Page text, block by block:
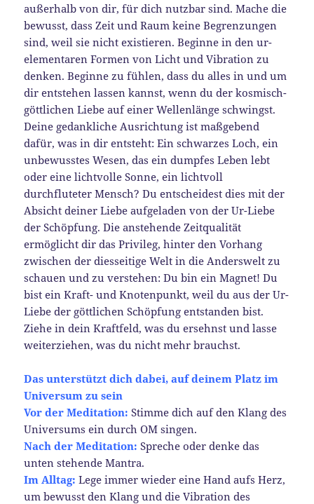
außerhalb von dir, für dich nutzbar sind. Mache die
bewusst, dass Zeit und Raum keine Begrenzungen
sind, weil sie nicht existieren. Beginne in den ur-
elementaren Formen von Licht und Vibration zu
denken. Beginne zu fühlen, dass du alles in und um
dir entstehen lassen kannst, wenn du der kosmisch-
göttlichen Liebe auf einer Wellenlänge schwingst.
Deine gedankliche Ausrichtung ist maßgebend
dafür, was in dir entsteht: Ein schwarzes Loch, ein
unbewusstes Wesen, das ein dumpfes Leben lebt
oder eine lichtvolle Sonne, ein lichtvoll
durchfluteter Mensch? Du entscheidest dies mit der
Absicht deiner Liebe aufgeladen von der Ur-Liebe
der Schöpfung. Die anstehende Zeitqualität
ermöglicht dir das Privileg, hinter den Vorhang
zwischen der diesseitige Welt in die Anderswelt zu
schauen und zu verstehen: Du bin ein Magnet! Du
bist ein Kraft- und Knotenpunkt, weil du aus der Ur-
Liebe der göttlichen Schöpfung entstanden bist.
Ziehe in dein Kraftfeld, was du ersehnst und lasse
weiterziehen, was du nicht mehr brauchst.
Das unterstützt dich dabei, auf deinem Platz im
Universum zu sein
Vor der Meditation: Stimme dich auf den Klang des
Universums ein durch OM singen.
Nach der Meditation: Spreche oder denke das
unten stehende Mantra.
Im Alltag: Lege immer wieder eine Hand aufs Herz,
um bewusst den Klang und die Vibration des